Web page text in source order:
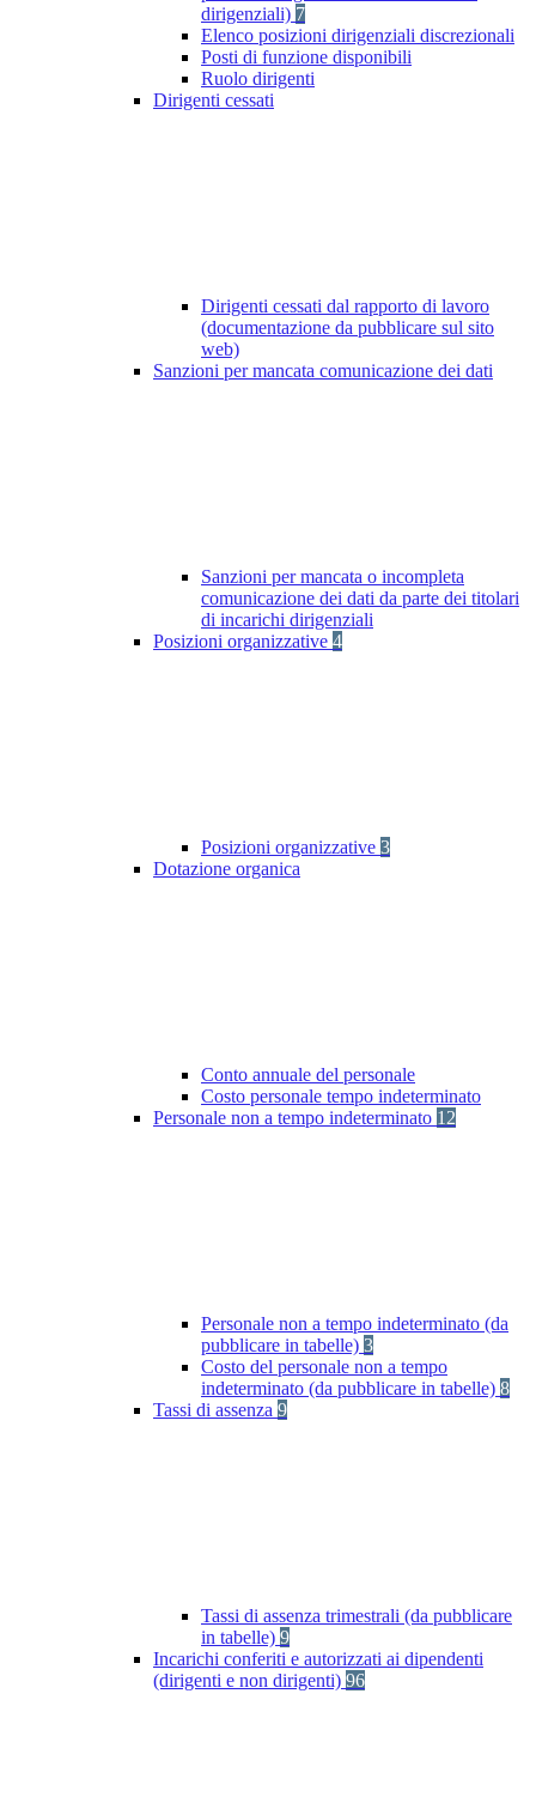
dirigenziali) 7
Elenco posizioni dirigenziali discrezionali
Posti di funzione disponibili
Ruolo dirigenti
Dirigenti cessati
Dirigenti cessati dal rapporto di lavoro
(documentazione da pubblicare sul sito
web)
Sanzioni per mancata comunicazione dei dati
Sanzioni per mancata o incompleta
comunicazione dei dati da parte dei titolari
di incarichi dirigenziali
Posizioni organizzative 4
Posizioni organizzative 3
Dotazione organica
Conto annuale del personale
Costo personale tempo indeterminato
Personale non a tempo indeterminato 12
Personale non a tempo indeterminato (da
pubblicare in tabelle) 3
Costo del personale non a tempo
indeterminato (da pubblicare in tabelle) 8
Tassi di assenza 9
Tassi di assenza trimestrali (da pubblicare
in tabelle) 9
Incarichi conferiti e autorizzati ai dipendenti
(dirigenti e non dirigenti) 96